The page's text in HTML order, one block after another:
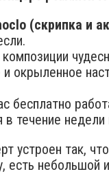
(скрипка и
и окрыленное
бесплатно
в течение
устроен так,
есть небольшой